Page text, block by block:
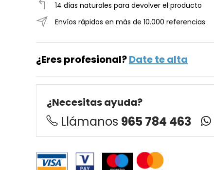
14 días naturales para devolver el producto
Envíos rápidos en más de 10.000 referencias
¿Eres profesional?Date te alta
¿Necesitas ayuda?
Llámanos 965 784 463